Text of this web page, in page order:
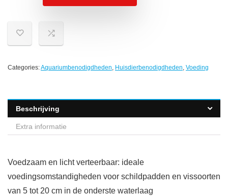
Categories:Aquariumbenodigdheden, Huisdierbenodigdheden, Voeding
Beschrijving
Extra informatie
Voedzaam en licht verteerbaar: ideale
voedingsomstandigheden voor schildpadden en vissoorten
van 5 tot 20 cm in de onderste waterlaag